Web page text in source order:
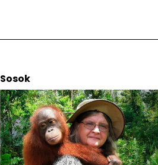
Sosok